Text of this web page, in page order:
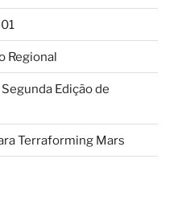
Regional
Edição de
Terraforming Mars